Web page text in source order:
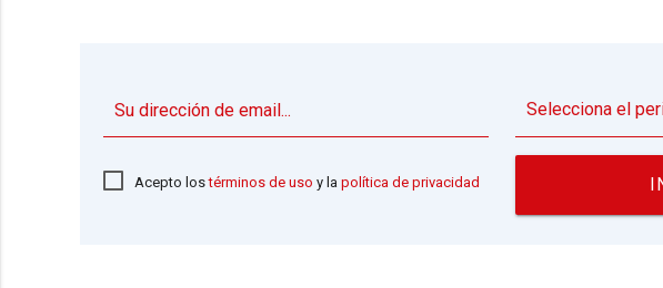
Acepto lostérminos de uso y la política de privacidad